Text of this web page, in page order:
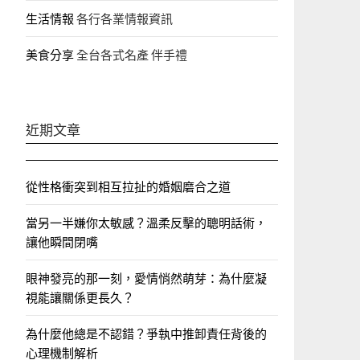
生活情報 各行各業情報資訊
美食分享全台各式名產 伴手禮
近期文章
從性格衝突到相互拉扯的婚姻磨合之道
當另一半嫌你太敏感？溫柔反擊的聰明話術，
讓他瞬間閉嘴
眼神發亮的那一刻，愛情悄然萌芽：為什麼凝
視能讓關係更長久？
為什麼他總是不認錯？爭執中推卸責任背後的
心理機制解析